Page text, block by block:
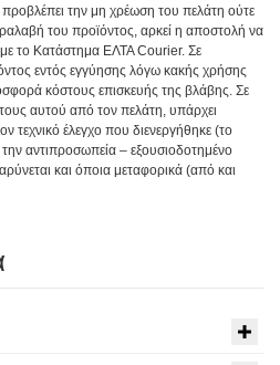
την μη χρέωση του πελάτη ούτε
του προϊόντος, αρκεί η αποστολή να
με το Κατάστημα ΕΛΤΑ Courier. Σε
εντός εγγύησης λόγω κακής χρήσης
κόστους επισκευής της βλάβης. Σε
αυτού από τον πελάτη, υπάρχει
τεχνικό έλεγχο που διενεργήθηκε (το
αντιπροσωπεία – εξουσιοδοτημένο
και όποια μεταφορικά (από και